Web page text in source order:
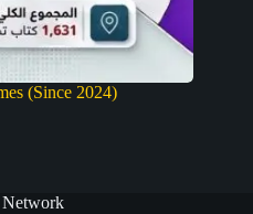
(Since 2024)